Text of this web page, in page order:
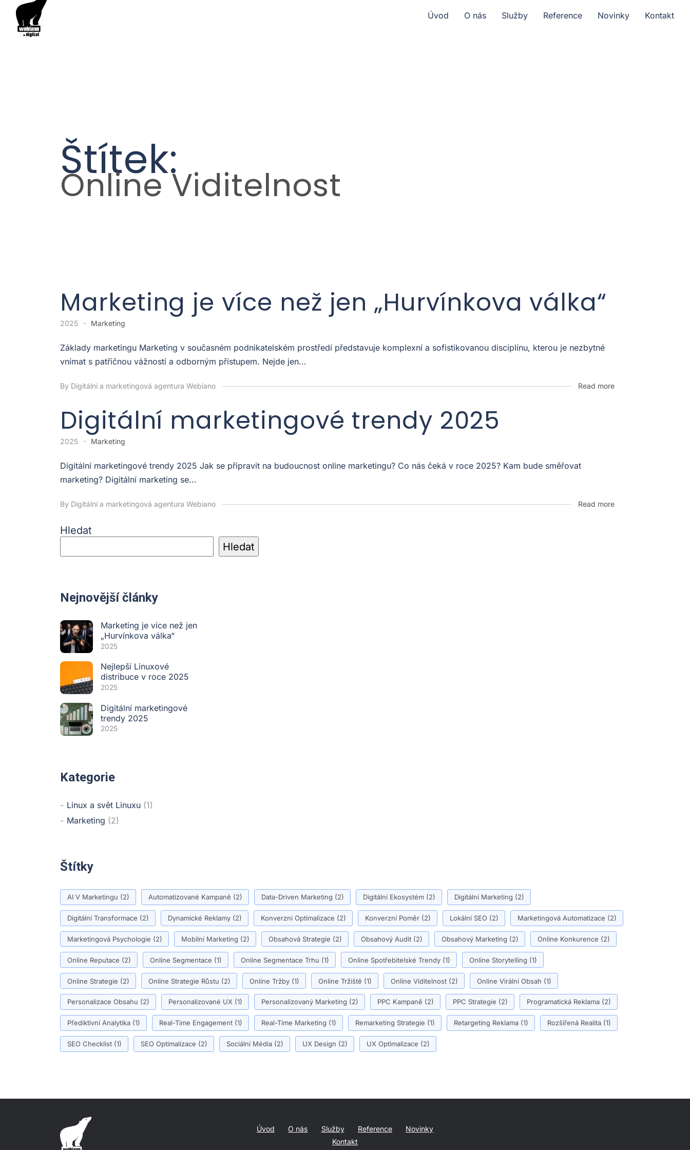
Úvod O nás Služby Reference Novinky Kontakt
Štítek:
Online Viditelnost
Marketing je více než jen „Hurvínkova válka“
2025 Marketing
Základy marketingu Marketing v současném podnikatelském prostředí představuje komplexní a sofistikovanou disciplínu, kterou je nezbytné
vnímat s patřičnou vážností a odborným přístupem. Nejde jen...
By Digitální a marketingová agentura Webiano Read more
Digitální marketingové trendy 2025
2025 Marketing
Digitální marketingové trendy 2025 Jak se připravit na budoucnost online marketingu? Co nás čeká v roce 2025? Kam bude směřovat
marketing? Digitální marketing se...
By Digitální a marketingová agentura Webiano Read more
Hledat
Hledat
Nejnovější články
Marketing je více než jen
„Hurvínkova válka“
2025
Nejlepší Linuxové
distribuce v roce 2025
2025
Digitální marketingové
trendy 2025
2025
Kategorie
Linux a svět Linuxu (1)
Marketing (2)
Štítky
AI V Marketingu (2) Automatizované Kampaně (2) Data-Driven Marketing (2) Digitální Ekosystém(2) Digitální Marketing (2)
Digitální Transformace (2) Dynamické Reklamy(2) Konverzní Optimalizace (2) Konverzní Poměr(2) Lokální SEO(2) Marketingová Automatizace (2)
Marketingová Psychologie (2) Mobilní Marketing (2) Obsahová Strategie (2) Obsahový Audit(2) Obsahový Marketing (2) Online Konkurence (2)
Online Reputace (2) Online Segmentace (1) Online Segmentace Trhu (1) Online Spotřebitelské Trendy(1) Online Storytelling (1)
Online Strategie (2) Online Strategie Růstu (2) Online Tržby(1) Online Tržiště (1) Online Viditelnost(2) Online Virální Obsah (1)
Personalizace Obsahu (2) Personalizované UX(1) Personalizovaný Marketing (2) PPC Kampaně (2) PPC Strategie (2) Programatická Reklama(2)
Přediktivní Analytika(1) Real-Time Engagement(1) Real-Time Marketing (1) Remarketing Strategie (1) Retargeting Reklama(1) Rozšířená Realita(1)
SEO Checklist(1) SEO Optimalizace (2) Sociální Média(2) UX Design (2) UX Optimalizace (2)
Úvod O nás Služby Reference
Novinky
Kontakt